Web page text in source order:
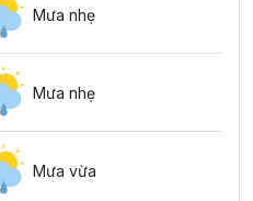
Mưa nhẹ
Mưa nhẹ
Mưa vừa